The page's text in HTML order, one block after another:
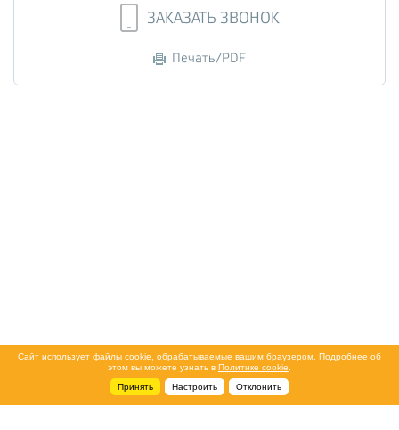
ЗАКАЗАТЬ ЗВОНОК
Печать/PDF
Сайт использует файлы cookie, обрабатываемые вашим браузером. Подробнее об
этом вы можете узнать в Политике cookie
Принять
Настроить Отклонить